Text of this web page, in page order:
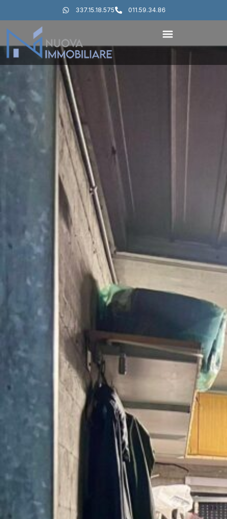
337.15.18.575 011.59.34.86